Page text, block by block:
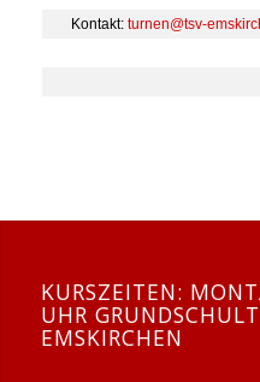
Kontakt: turnen@tsv-
KURSZEITEN:
UHR
EMSKIRCHEN